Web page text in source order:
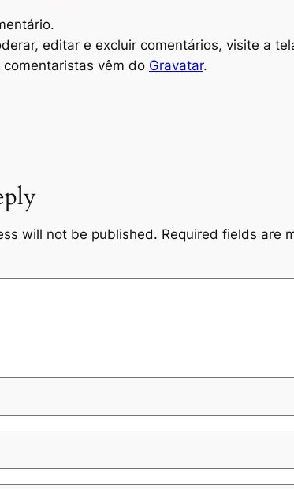
editar e excluir comentários, visite a
vêm do Gravatar.
will not be published. Required fields are